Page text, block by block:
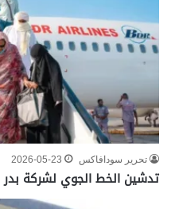
تحرير سودافاكس 2026-05-23
تدشين الخط الجوي لشركة بدر